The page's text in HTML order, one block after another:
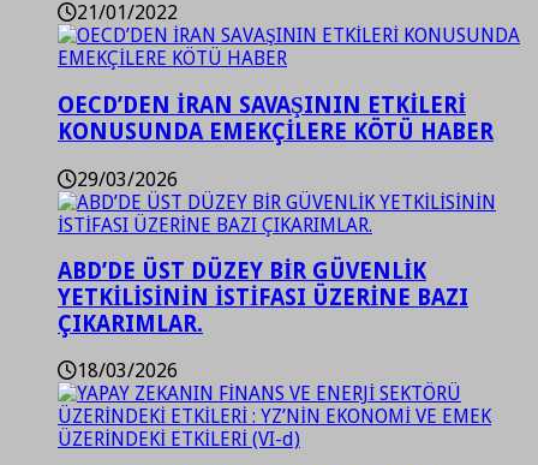
21/01/2022
OECD’DEN İRAN SAVAŞININ ETKİLERİ
KONUSUNDA EMEKÇİLERE KÖTÜ HABER
29/03/2026
ABD’DE ÜST DÜZEY BİR GÜVENLİK
YETKİLİSİNİN İSTİFASI ÜZERİNE BAZI
ÇIKARIMLAR.
18/03/2026